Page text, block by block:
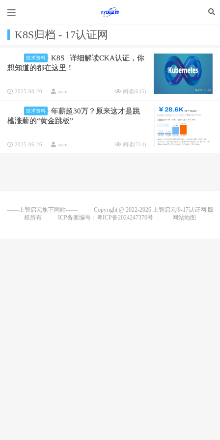
K8S归档 - 17认证网
技术资料
K8S | 详细解读CKA认证，你
想知道的都在这里！
2025-08-20 sean 阅读(645)
技术资料
年薪超30万？原来这才是跳
槽涨薪的“黄金跳板”
2025-06-26 sean 阅读(714)
——上智启元旗下网站——Copyright @ 2022-2026 上智启元®-17认证网 版
权所有
ICP备案编号：粤ICP备2024247376号 网站地图